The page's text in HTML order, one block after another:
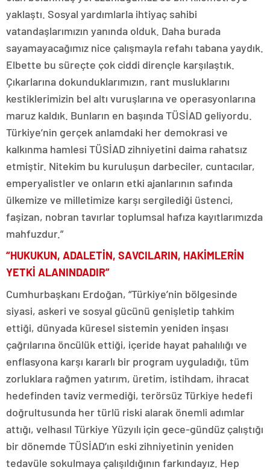
yaklaştı. Sosyal yardımlarla ihtiyaç sahibi
vatandaşlarımızın yanında olduk. Daha burada
sayamayacağımız nice çalışmayla refahı tabana yaydık.
Elbette bu süreçte çok ciddi dirençle karşılaştık.
Çıkarlarına dokunduklarımızın, rant musluklarını
kestiklerimizin bel altı vuruşlarına ve operasyonlarına
maruz kaldık. Bunların en başında TÜSİAD geliyordu.
Türkiye’nin gerçek anlamdaki her demokrasi ve
kalkınma hamlesi TÜSİAD zihniyetini daima rahatsız
etmiştir. Nitekim bu kuruluşun darbeciler, cuntacılar,
emperyalistler ve onların etki ajanlarının safında
ülkemize ve milletimize karşı sergilediği üstenci,
faşizan, nobran tavırlar toplumsal hafıza kayıtlarımızda
mahfuzdur.”
“HUKUKUN, ADALETİN, SAVCILARIN, HAKİMLERİN
YETKİ ALANINDADIR”
Cumhurbaşkanı Erdoğan, “Türkiye’nin bölgesinde
siyasi, askeri ve sosyal gücünü genişletip tahkim
ettiği, dünyada küresel sistemin yeniden inşası
çağrılarına öncülük ettiği, içeride hayat pahalılığı ve
enflasyona karşı kararlı bir program uyguladığı, tüm
zorluklara rağmen yatırım, üretim, istihdam, ihracat
hedefinden taviz vermediği, terörsüz Türkiye hedefi
doğrultusunda her türlü riski alarak önemli adımlar
attığı, velhasıl Türkiye Yüzyılı için gece-gündüz çalıştığı
bir dönemde TÜSİAD’ın eski zihniyetinin yeniden
tedavüle sokulmaya çalışıldığının farkındayız. Hep